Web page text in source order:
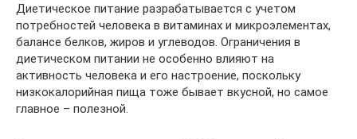
Диетическое питание разрабатывается с учетом
потребностей человека в витаминах и микроэлементах,
балансе белков, жиров и углеводов. Ограничения в
диетическом питании не особенно влияют на
активность человека и его настроение, поскольку
низкокалорийная пища тоже бывает вкусной, но самое
главное – полезной.